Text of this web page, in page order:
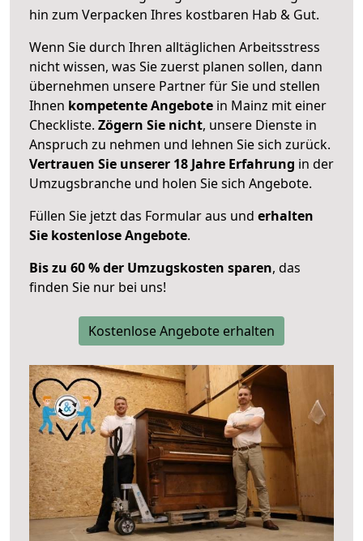
hin zum Verpacken Ihres kostbaren Hab & Gut.
Wenn Sie durch Ihren alltäglichen Arbeitsstress
nicht wissen, was Sie zuerst planen sollen, dann
übernehmen unsere Partner für Sie und stellen
Ihnen kompetente Angebote in Mainz mit einer
Checkliste. Zögern Sie nicht, unsere Dienste in
Anspruch zu nehmen und lehnen Sie sich zurück.
Vertrauen Sie unserer 18 Jahre Erfahrung in der
Umzugsbranche und holen Sie sich Angebote.
Füllen Sie jetzt das Formular aus und erhalten
Sie kostenlose Angebote.
Bis zu 60 % der Umzugskosten sparen, das
finden Sie nur bei uns!
Kostenlose Angebote erhalten